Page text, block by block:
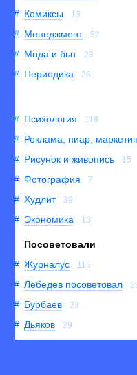
Комиксы 13
Менеджмент 52
Мода и быт 23
Периодика 26
Психология 116
Реклама, пиар,
Рисунок и живопись 15
Фотография 7
Худлит 39
Экономика 13
Посоветовали
Журналус
116
Лебедев посоветовал
Бурбаев 23
Дьяков 29